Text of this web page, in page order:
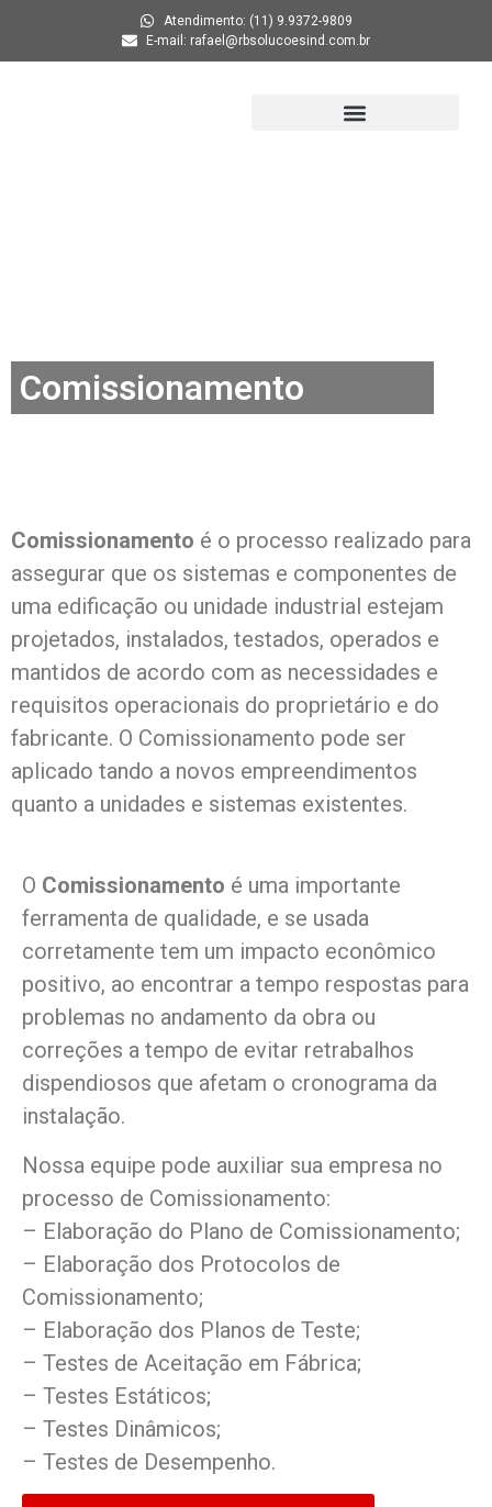
Atendimento: (11) 9.9372-9809
E-mail: rafael@rbsolucoesind.com.br
Comissionamento
Comissionamento é o processo realizado para
assegurar que os sistemas e componentes de
uma edificação ou unidade industrial estejam
projetados, instalados, testados, operados e
mantidos de acordo com as necessidades e
requisitos operacionais do proprietário e do
fabricante. O Comissionamento pode ser
aplicado tando a novos empreendimentos
quanto a unidades e sistemas existentes.
O Comissionamento é uma importante
ferramenta de qualidade, e se usada
corretamente tem um impacto econômico
positivo, ao encontrar a tempo respostas para
problemas no andamento da obra ou
correções a tempo de evitar retrabalhos
dispendiosos que afetam o cronograma da
instalação.
Nossa equipe pode auxiliar sua empresa no
processo de Comissionamento:
– Elaboração do Plano de Comissionamento;
– Elaboração dos Protocolos de
Comissionamento;
– Elaboração dos Planos de Teste;
– Testes de Aceitação em Fábrica;
– Testes Estáticos;
– Testes Dinâmicos;
– Testes de Desempenho.